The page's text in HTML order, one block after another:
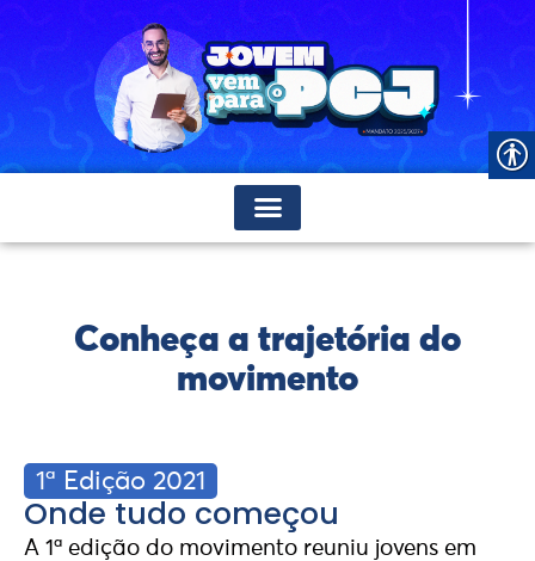
Conheça a trajetória do
movimento
1ª Edição 2021
Onde tudo começou
A 1ª edição do movimento reuniu jovens em